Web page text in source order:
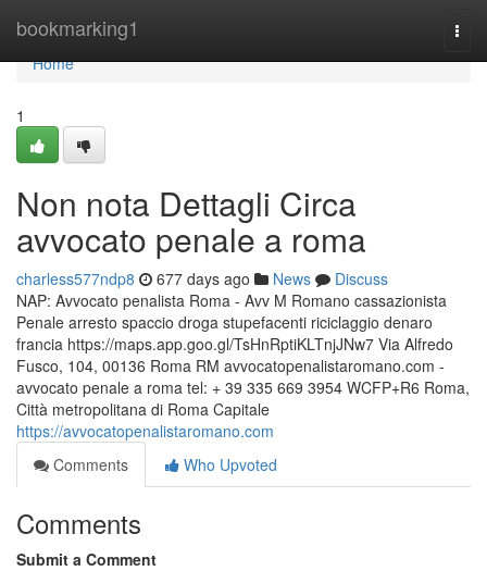
bookmarking1
Home
Home
1
Non nota Dettagli Circa
avvocato penale a roma
charless577ndp8 677 days ago News
Discuss
NAP: Avvocato penalista Roma - Avv M Romano cassazionista
Penale arresto spaccio droga stupefacenti riciclaggio denaro
francia https://maps.app.goo.gl/TsHnRptiKLTnjJNw7 Via Alfredo
Fusco, 104, 00136 Roma RM avvocatopenalistaromano.com -
avvocato penale a roma tel: + 39 335 669 3954 WCFP+R6 Roma,
Città metropolitana di Roma Capitale
https://avvocatopenalistaromano.com
Comments
Who Upvoted
Comments
Submit a Comment